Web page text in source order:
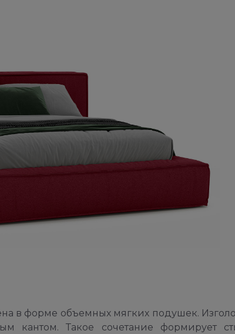
в форме объемных мягких подушек.
кантом. Такое сочетание формирует